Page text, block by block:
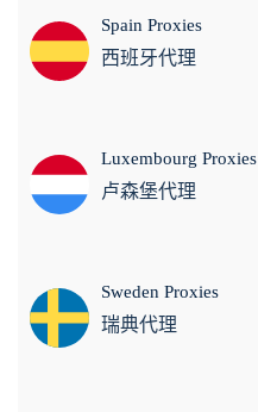
Spain Proxies
西班牙代理
Luxembourg Proxies
卢森堡代理
Sweden Proxies
瑞典代理